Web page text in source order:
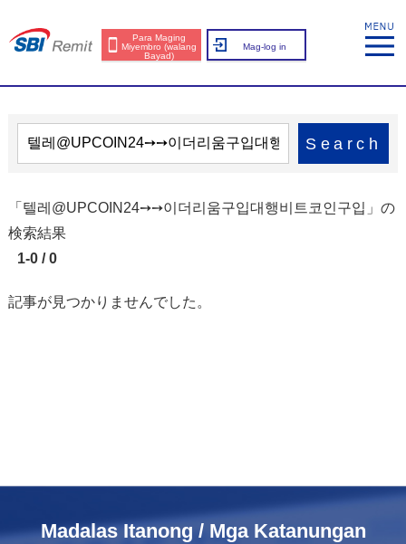
Para Maging
Miyembro (walang
Bayad)
Mag-log in
Search
「텔레@UPCOIN24➙➙이더리움구입대행비트코인구입」の
検索結果
1-0 / 0
記事が見つかりませんでした。
Madalas Itanong / Mga Katanungan